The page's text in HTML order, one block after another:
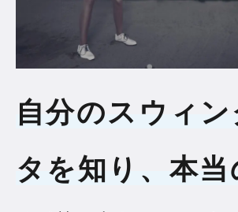
自分のスウィ
タを知り、本当